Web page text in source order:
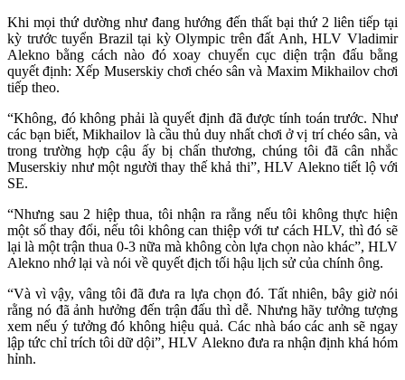
Khi mọi thứ dường như đang hướng đến thất bại thứ 2 liên tiếp tại
kỳ trước tuyển Brazil tại kỳ Olympic trên đất Anh, HLV Vladimir
Alekno bằng cách nào đó xoay chuyển cục diện trận đấu bằng
quyết định: Xếp Muserskiy chơi chéo sân và Maxim Mikhailov chơi
tiếp theo.
“Không, đó không phải là quyết định đã được tính toán trước. Như
các bạn biết, Mikhailov là cầu thủ duy nhất chơi ở vị trí chéo sân, và
trong trường hợp cậu ấy bị chấn thương, chúng tôi đã cân nhắc
Muserskiy như một người thay thế khả thi”, HLV Alekno tiết lộ với
SE.
“Nhưng sau 2 hiệp thua, tôi nhận ra rằng nếu tôi không thực hiện
một số thay đổi, nếu tôi không can thiệp với tư cách HLV, thì đó sẽ
lại là một trận thua 0-3 nữa mà không còn lựa chọn nào khác”, HLV
Alekno nhớ lại và nói về quyết địch tối hậu lịch sử của chính ông.
“Và vì vậy, vâng tôi đã đưa ra lựa chọn đó. Tất nhiên, bây giờ nói
rằng nó đã ảnh hưởng đến trận đấu thì dễ. Nhưng hãy tưởng tượng
xem nếu ý tưởng đó không hiệu quả. Các nhà báo các anh sẽ ngay
lập tức chỉ trích tôi dữ dội”, HLV Alekno đưa ra nhận định khá hóm
hỉnh.